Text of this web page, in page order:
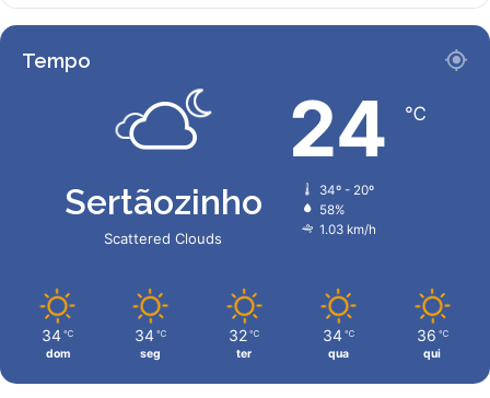
Tempo
Sertãozinho
Scattered Clouds
24 ℃
34º - 20º
58%
1.03 km/h
34 ℃
dom
34 ℃
seg
32 ℃
ter
34 ℃
qua
36 ℃
qui